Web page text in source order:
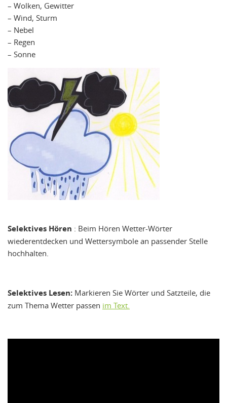
– Wolken, Gewitter
– Wind, Sturm
– Nebel
– Regen
– Sonne
Selektives Hören : Beim Hören Wetter-Wörter
wiederentdecken und Wettersymbole an passender Stelle
hochhalten.
Selektives Lesen: Markieren Sie Wörter und Satzteile, die
zum Thema Wetter passen im Text.